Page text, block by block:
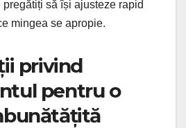
să își ajusteze rapid
mingea se apropie.
privind
pentru o